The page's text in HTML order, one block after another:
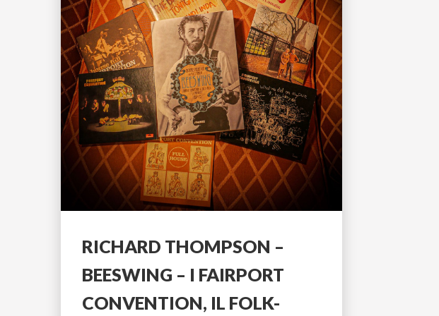
RICHARD THOMPSON –
BEESWING – I FAIRPORT
CONVENTION, IL FOLK-